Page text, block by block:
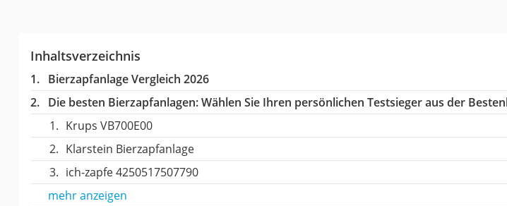
Inhaltsverzeichnis
Bierzapfanlage Vergleich 2026
Die besten Bierzapfanlagen:Wählen Sie Ihren persönlichen Testsieger aus der
Krups VB700E00
Klarstein Bierzapfanlage
ich-zapfe 4250517507790
mehr anzeigen